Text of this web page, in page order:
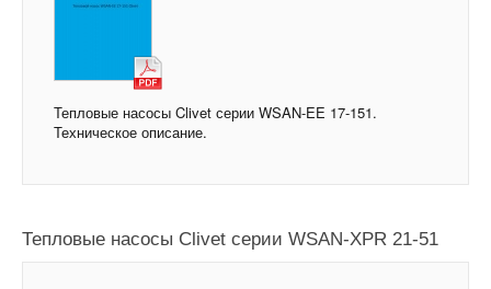
Тепловые насосы Clivet серии WSAN-EE 17-151.
Техническое описание.
Тепловые насосы Clivet серии WSAN-XPR 21-51